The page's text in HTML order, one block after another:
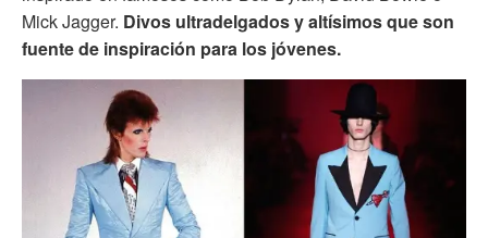
Mick Jagger. Divos ultradelgados y altísimos que son
fuente de inspiración para los jóvenes.